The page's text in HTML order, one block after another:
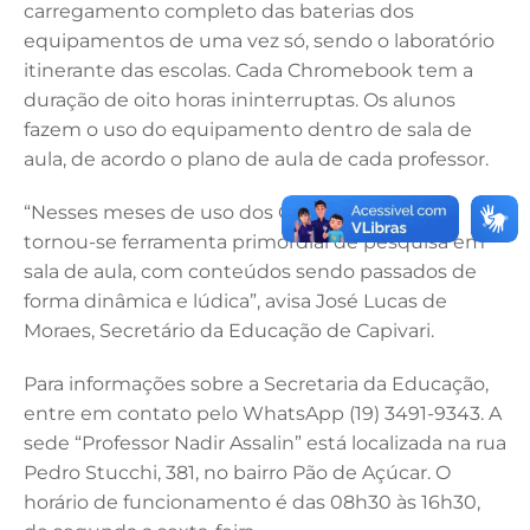
carregamento completo das baterias dos
equipamentos de uma vez só, sendo o laboratório
itinerante das escolas. Cada Chromebook tem a
duração de oito horas ininterruptas. Os alunos
fazem o uso do equipamento dentro de sala de
aula, de acordo o plano de aula de cada professor.
“Nesses meses de uso dos Chromebooks, ele
tornou-se ferramenta primordial de pesquisa em
sala de aula, com conteúdos sendo passados de
forma dinâmica e lúdica”, avisa José Lucas de
Moraes, Secretário da Educação de Capivari.
Para informações sobre a Secretaria da Educação,
entre em contato pelo WhatsApp (19) 3491-9343. A
sede “Professor Nadir Assalin” está localizada na rua
Pedro Stucchi, 381, no bairro Pão de Açúcar. O
horário de funcionamento é das 08h30 às 16h30,